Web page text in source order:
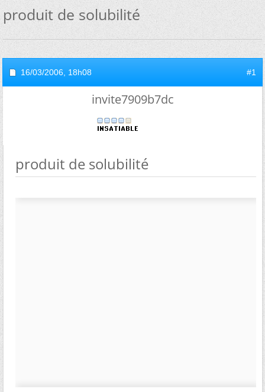
produit de solubilité
16/03/2006, 18h08 #1
invite7909b7dc
produit de solubilité